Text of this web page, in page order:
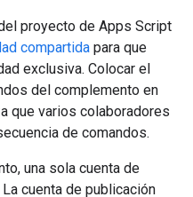
proyecto de Apps Script
compartida para que
exclusiva. Colocar el
del complemento en
que varios colaboradores
de comandos.
una sola cuenta de
cuenta de publicación